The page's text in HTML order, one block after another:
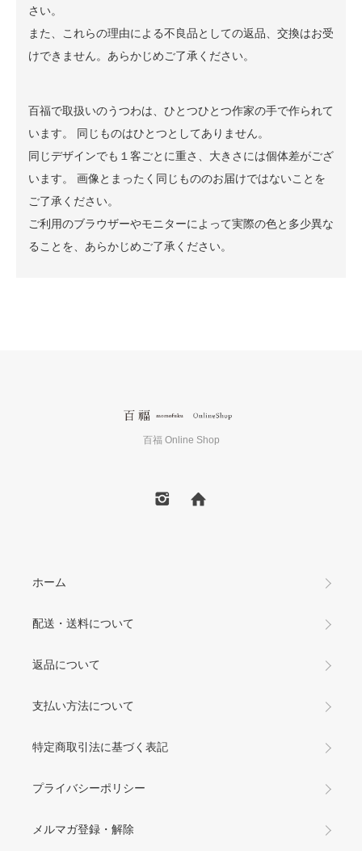
さい。
また、これらの理由による不良品としての返品、交換はお受
けできません。あらかじめご了承ください。
百福で取扱いのうつわは、ひとつひとつ作家の手で作られて
います。 同じものはひとつとしてありません。
同じデザインでも１客ごとに重さ、大きさには個体差がござ
います。 画像とまったく同じもののお届けではないことを
ご了承ください。
ご利用のブラウザーやモニターによって実際の色と多少異な
ることを、あらかじめご了承ください。
百福 Online Shop
ホーム
配送・送料について
返品について
支払い方法について
特定商取引法に基づく表記
プライバシーポリシー
メルマガ登録・解除